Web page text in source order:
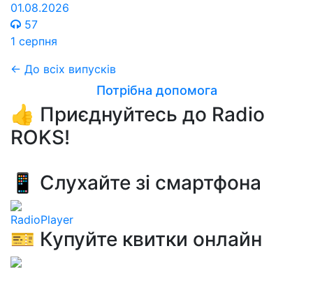
01.08.2026
57
1 серпня
← До всіх випусків
Потрібна допомога
👍 Приєднуйтесь до Radio
ROKS!
📱 Слухайте зі смартфона
RadioPlayer
🎫 Купуйте квитки онлайн